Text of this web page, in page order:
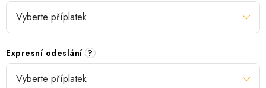
Expresní odeslání ?